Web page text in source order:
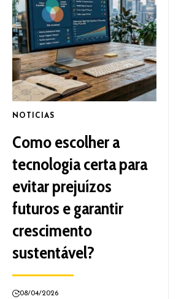
NOTICIAS
Como escolher a
tecnologia certa para
evitar prejuízos
futuros e garantir
crescimento
sustentável?
08/04/2026